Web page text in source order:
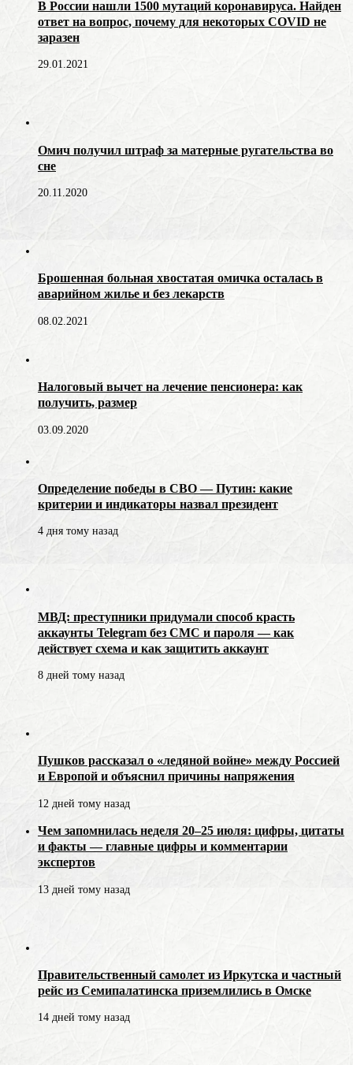
В России нашли 1500 мутаций коронавируса. Найден
ответ на вопрос, почему для некоторых COVID не
заразен
29.01.2021
Омич получил штраф за матерные ругательства во
сне
20.11.2020
Брошенная больная хвостатая омичка осталась в
аварийном жилье и без лекарств
08.02.2021
Налоговый вычет на лечение пенсионера: как
получить, размер
03.09.2020
Определение победы в СВО — Путин: какие
критерии и индикаторы назвал президент
4 дня тому назад
МВД: преступники придумали способ красть
аккаунты Telegram без СМС и пароля — как
действует схема и как защитить аккаунт
8 дней тому назад
Пушков рассказал о «ледяной войне» между Россией
и Европой и объяснил причины напряжения
12 дней тому назад
Чем запомнилась неделя 20–25 июля: цифры, цитаты
и факты — главные цифры и комментарии
экспертов
13 дней тому назад
Правительственный самолет из Иркутска и частный
рейс из Семипалатинска приземлились в Омске
14 дней тому назад